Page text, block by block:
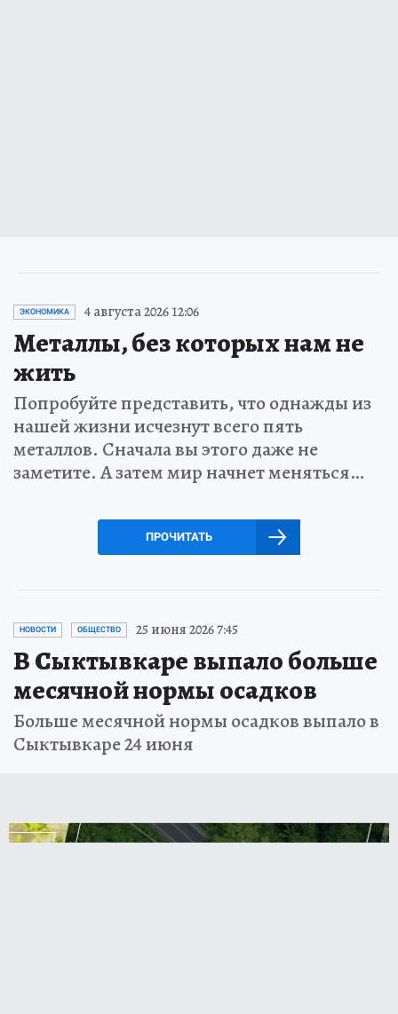
ЭКОНОМИКА 4 августа 2026 12:06
Металлы, без которых нам не
жить
Попробуйте представить, что однажды из
нашей жизни исчезнут всего пять
металлов. Сначала вы этого даже не
заметите. А затем мир начнет меняться…
ПРОЧИТАТЬ
НОВОСТИ ОБЩЕСТВО 25 июня 2026 7:45
В Сыктывкаре выпало больше
месячной нормы осадков
Больше месячной нормы осадков выпало в
Сыктывкаре 24 июня